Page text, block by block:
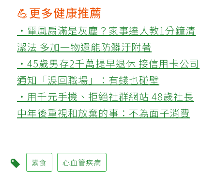
💪更多健康推薦
‧電風扇滿是灰塵？家事達人教1分鐘清
潔法 多加一物還能防髒汙附著
‧45歲男存2千萬提早退休 接信用卡公司
通知「淚回職場」：有錢也碰壁
‧用千元手機、拒絕社群網站 48歲社長
中年後重視和放棄的事：不為面子消費
素食 心血管疾病